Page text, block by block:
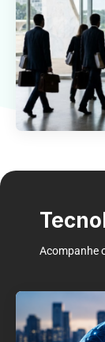
Acompanhe